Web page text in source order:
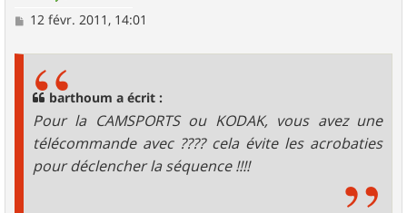
M12 févr. 2011, 14:01
barthoum a écrit :
Pour la CAMSPORTS ou KODAK, vous avez une
télécommande avec ???? cela évite les acrobaties
pour déclencher la séquence !!!!